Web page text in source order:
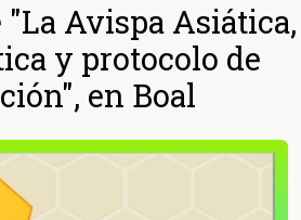
"La Avispa Asiática,
y protocolo de
en Boal